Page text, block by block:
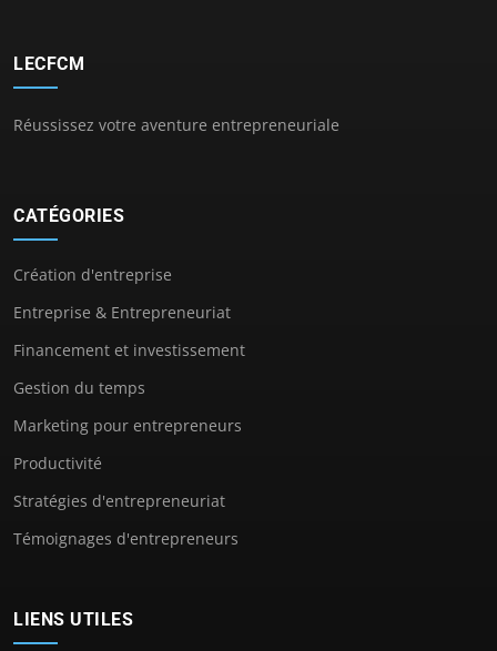
LECFCM
Réussissez votre aventure entrepreneuriale
CATÉGORIES
Création d'entreprise
Entreprise & Entrepreneuriat
Financement et investissement
Gestion du temps
Marketing pour entrepreneurs
Productivité
Stratégies d'entrepreneuriat
Témoignages d'entrepreneurs
LIENS UTILES